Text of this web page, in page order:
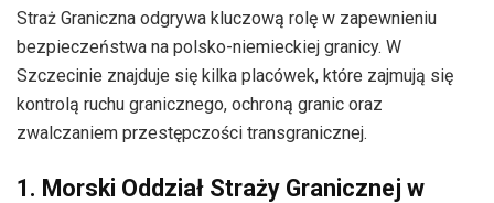
Straż Graniczna odgrywa kluczową rolę w zapewnieniu
bezpieczeństwa na polsko-niemieckiej granicy. W
Szczecinie znajduje się kilka placówek, które zajmują się
kontrolą ruchu granicznego, ochroną granic oraz
zwalczaniem przestępczości transgranicznej.
1. Morski Oddział Straży Granicznej w